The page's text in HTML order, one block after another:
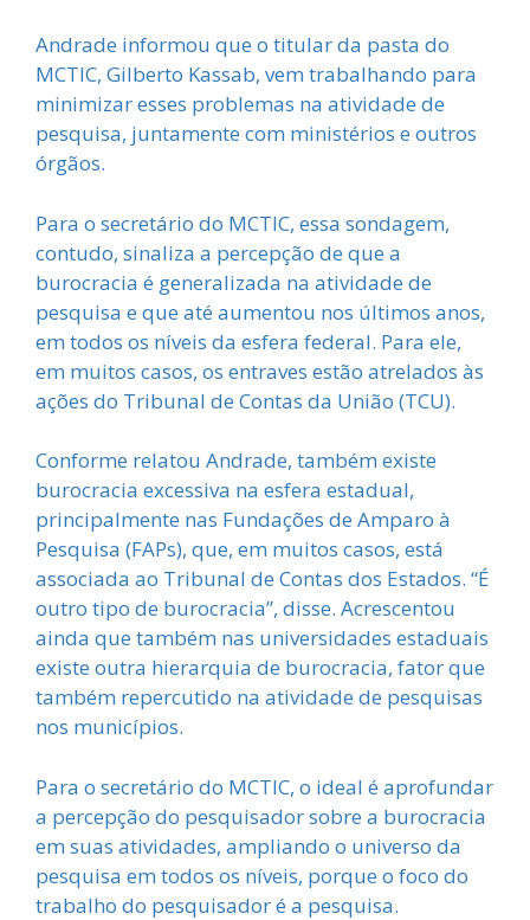
Andrade informou que o titular da pasta do
MCTIC, Gilberto Kassab, vem trabalhando para
minimizar esses problemas na atividade de
pesquisa, juntamente com ministérios e outros
órgãos.
Para o secretário do MCTIC, essa sondagem,
contudo, sinaliza a percepção de que a
burocracia é generalizada na atividade de
pesquisa e que até aumentou nos últimos anos,
em todos os níveis da esfera federal. Para ele,
em muitos casos, os entraves estão atrelados às
ações do Tribunal de Contas da União (TCU).
Conforme relatou Andrade, também existe
burocracia excessiva na esfera estadual,
principalmente nas Fundações de Amparo à
Pesquisa (FAPs), que, em muitos casos, está
associada ao Tribunal de Contas dos Estados. “É
outro tipo de burocracia”, disse. Acrescentou
ainda que também nas universidades estaduais
existe outra hierarquia de burocracia, fator que
também repercutido na atividade de pesquisas
nos municípios.
Para o secretário do MCTIC, o ideal é aprofundar
a percepção do pesquisador sobre a burocracia
em suas atividades, ampliando o universo da
pesquisa em todos os níveis, porque o foco do
trabalho do pesquisador é a pesquisa.